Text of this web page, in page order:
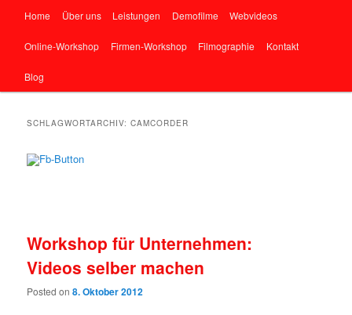
Marketing mit Online-Videos
Zum primären Inhalt springen
Zum sekundären Inhalt springen
Home Über uns Leistungen Demofilme Webvideos
Online-Workshop Firmen-Workshop Filmographie Kontakt
Blog
SCHLAGWORTARCHIV:CAMCORDER
Workshop für Unternehmen:
Videos selber machen
Posted on8. Oktober 2012